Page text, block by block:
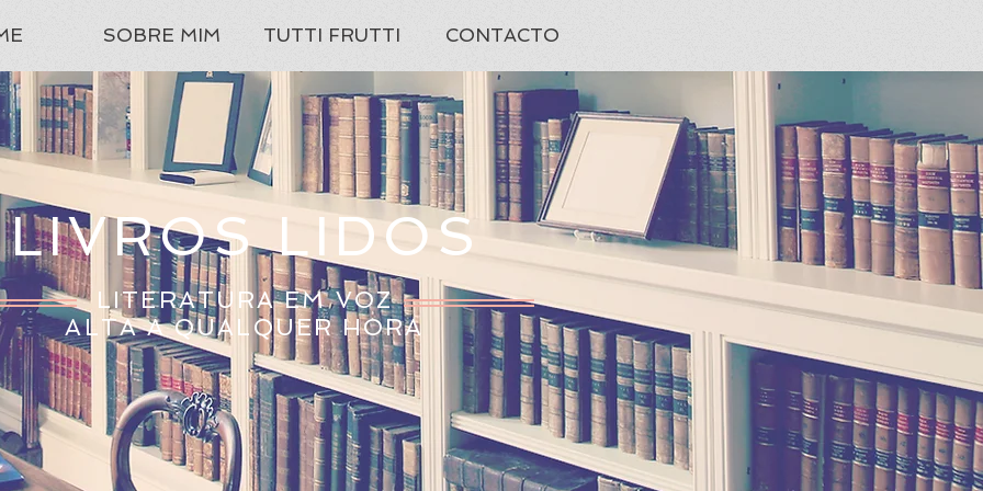
SOBRE MIM TUTTI FRUTTI CONTACTO
LIVROS LIDOS
LITERATURA EM VOZ
ALTA A QUALQUER HORA